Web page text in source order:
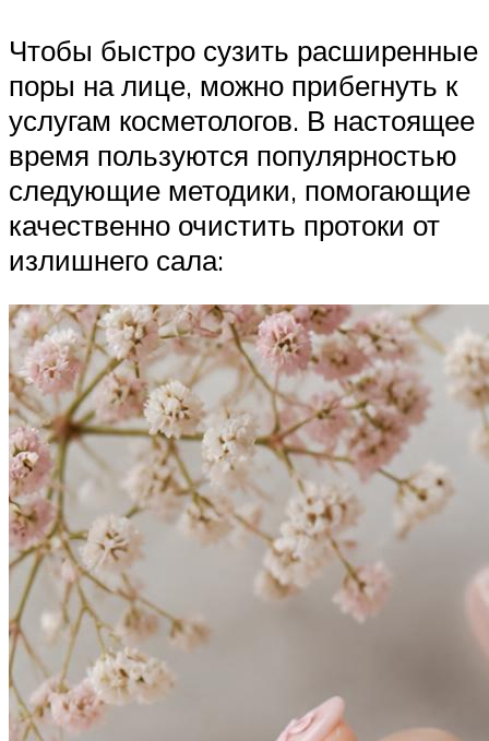
Чтобы быстро сузить расширенные
поры на лице, можно прибегнуть к
услугам косметологов. В настоящее
время пользуются популярностью
следующие методики, помогающие
качественно очистить протоки от
излишнего сала: